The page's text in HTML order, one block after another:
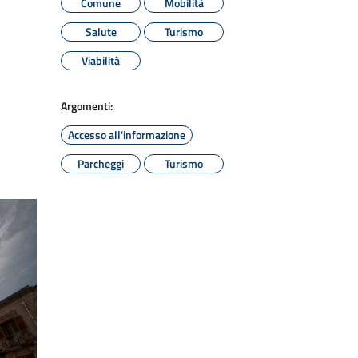
Salute
Turismo
Viabilità
Argomenti:
Accesso all'informazione
Parcheggi
Turismo